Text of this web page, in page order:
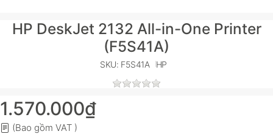
HP DeskJet 2132 All-in-One Printer
(F5S41A)
SKU: F5S41A HP
1.570.000₫
(Bao gồm VAT )